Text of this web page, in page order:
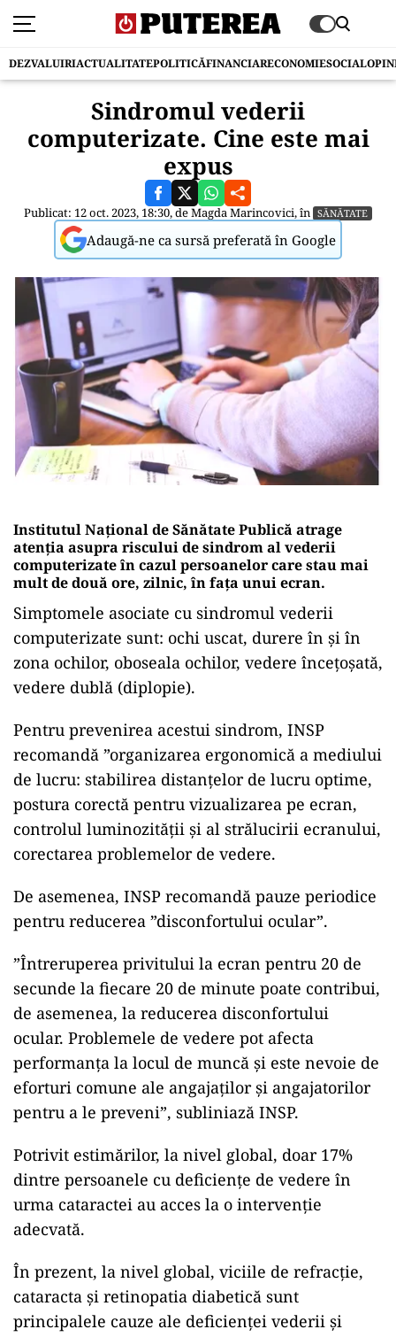
DEZVALUIRIACTUALITATEPOLITICĂFINANCIARECONOMIESOCIAL
Sindromul vederii
computerizate. Cine este mai
expus
Publicat: 12 oct. 2023, 18:30, deMagda Marincovici, în SĂNĂTATE
Adaugă-ne ca sursă preferată în Google
Institutul Național de Sănătate Publică atrage
atenția asupra riscului de sindrom al vederii
computerizate în cazul persoanelor care stau mai
mult de două ore, zilnic, în fața unui ecran.
Simptomele asociate cu sindromul vederii
computerizate sunt: ochi uscat, durere în și în
zona ochilor, oboseala ochilor, vedere încețoșată,
vedere dublă (diplopie).
Pentru prevenirea acestui sindrom, INSP
recomandă ”organizarea ergonomică a mediului
de lucru: stabilirea distanțelor de lucru optime,
postura corectă pentru vizualizarea pe ecran,
controlul luminozității și al strălucirii ecranului,
corectarea problemelor de vedere.
ad
De asemenea, INSP recomandă pauze periodice
pentru reducerea ”disconfortului ocular”.
”Întreruperea privitului la ecran pentru 20 de
de asemenea, la reducerea disconfortului
ocular. Problemele de vedere pot afecta
performanţa la locul de muncă şi este nevoie de